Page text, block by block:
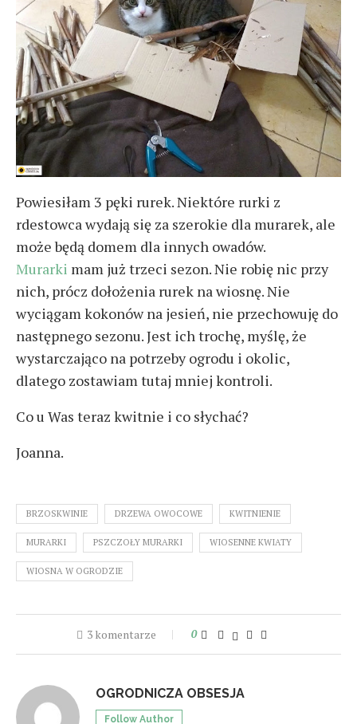
Powiesiłam 3 pęki rurek. Niektóre rurki z
rdestowca wydają się za szerokie dla murarek, ale
może będą domem dla innych owadów.
Murarki mam już trzeci sezon. Nie robię nic przy
nich, prócz dołożenia rurek na wiosnę. Nie
wyciągam kokonów na jesień, nie przechowuję do
następnego sezonu. Jest ich trochę, myślę, że
wystarczająco na potrzeby ogrodu i okolic,
dlatego zostawiam tutaj mniej kontroli.
Co u Was teraz kwitnie i co słychać?
Joanna.
BRZOSKWINIE DRZEWA OWOCOWE KWITNIENIE
MURARKI PSZCZOŁY MURARKI WIOSENNE KWIATY
WIOSNA W OGRODZIE
3 komentarze 0
OGRODNICZA OBSESJA
Follow Author